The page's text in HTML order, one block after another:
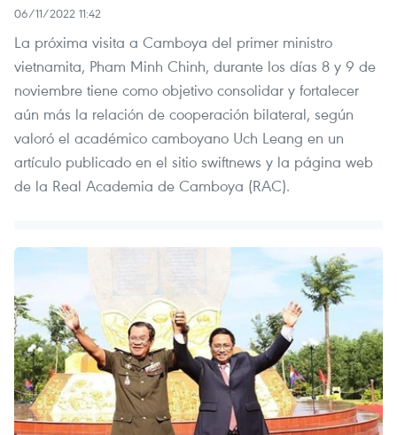
06/11/2022 11:42
La próxima visita a Camboya del primer ministro
vietnamita, Pham Minh Chinh, durante los días 8 y 9 de
noviembre tiene como objetivo consolidar y fortalecer
aún más la relación de cooperación bilateral, según
valoró el académico camboyano Uch Leang en un
artículo publicado en el sitio swiftnews y la página web
de la Real Academia de Camboya (RAC).